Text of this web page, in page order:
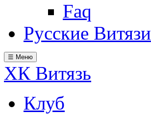
Faq
Русские Витязи
☰ Меню
ХК Витязь
Клуб